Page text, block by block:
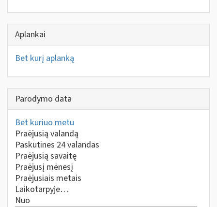
Aplankai
Bet kurį aplanką
Parodymo data
Bet kuriuo metu
Praėjusią valandą
Paskutines 24 valandas
Praėjusią savaitę
Praėjusį mėnesį
Praėjusiais metais
Laikotarpyje…
Nuo